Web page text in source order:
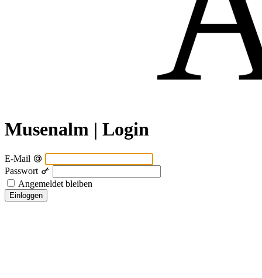
Musenalm | Login
E-Mail
Passwort
Angemeldet bleiben
Einloggen